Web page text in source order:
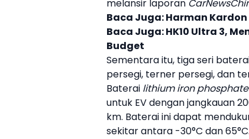
melansir laporan
Baca Juga:Harman Kardon
Baca Juga:HK10 Ultra 3,
Budget
Sementara itu, tiga seri
persegi, terner persegi, dan
Baterai lithium iron phosphate
untuk EVdengan jangkauan
km. Baterai ini dapat
sekitar antara -30°C dan 65°C.